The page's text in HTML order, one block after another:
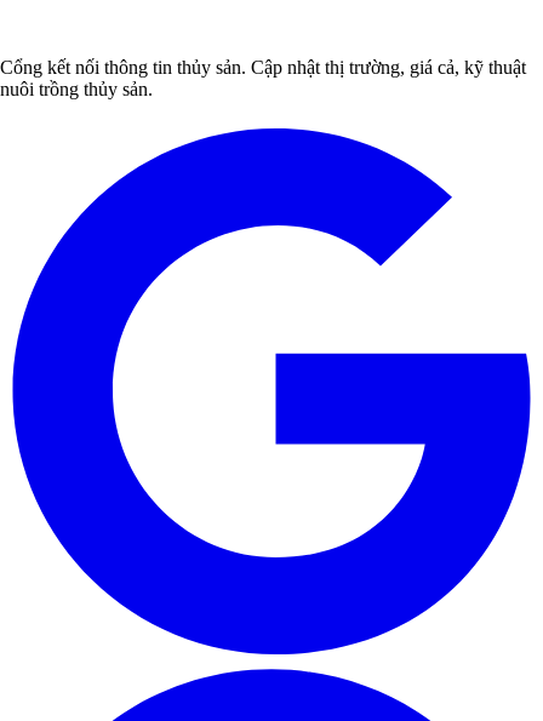
Cổng kết nối thông tin thủy sản. Cập nhật thị trường, giá cả, kỹ thuật
nuôi trồng thủy sản.